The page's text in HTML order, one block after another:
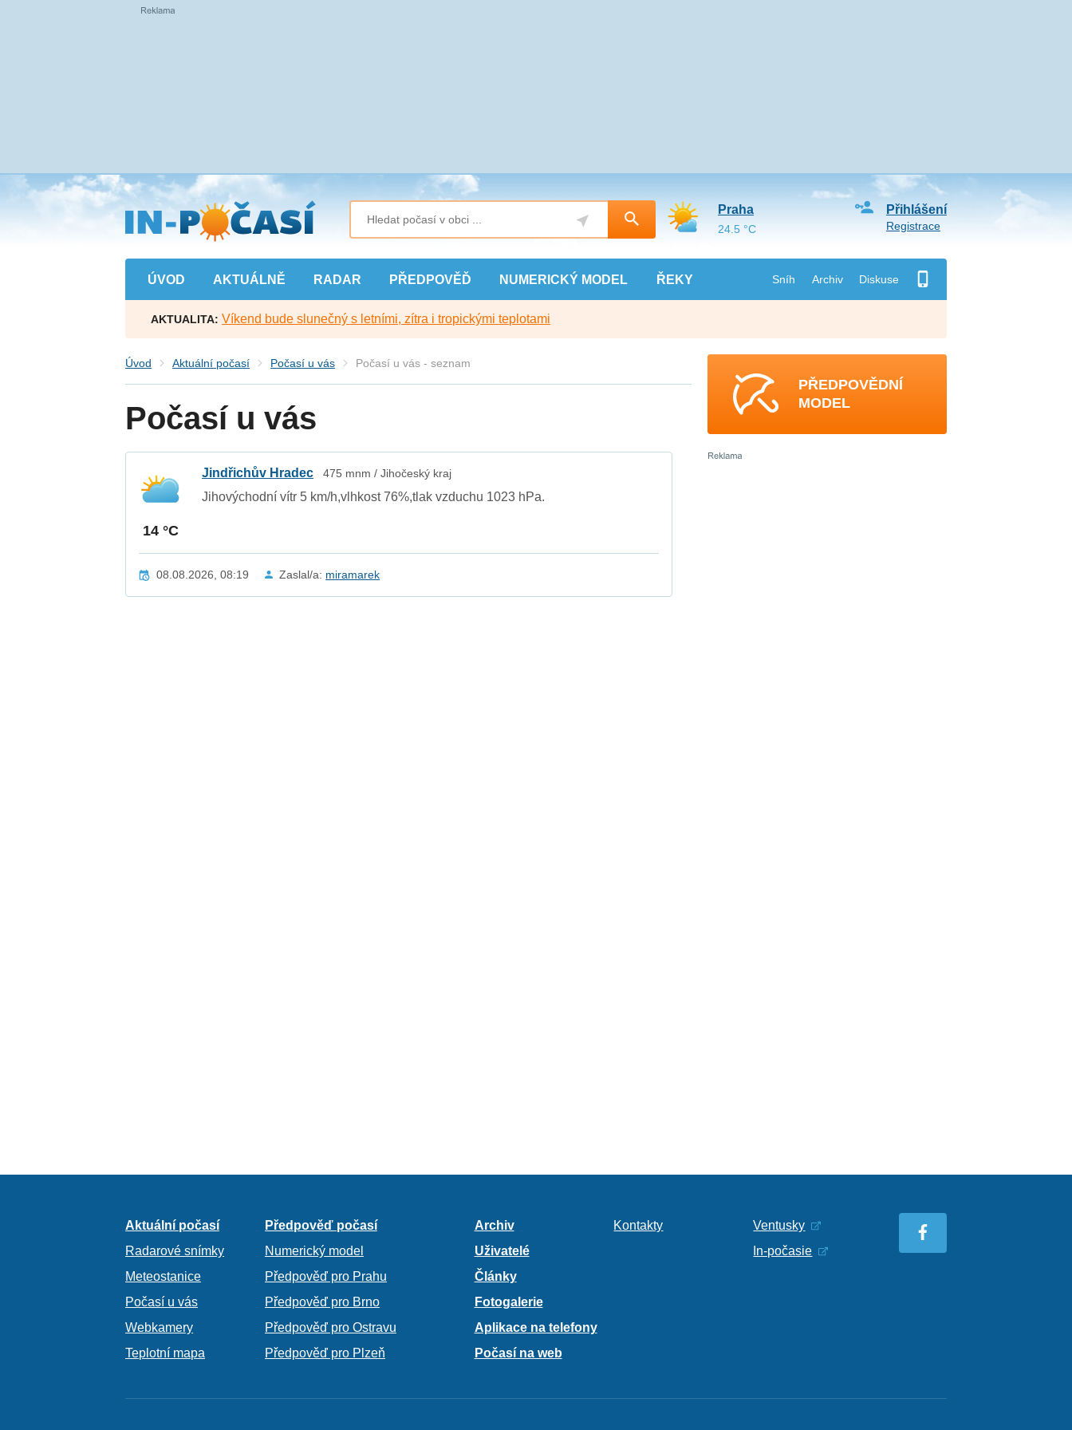
Přejít
na
hlavní
obsah
ÚVOD AKTUÁLNĚ RADAR PŘEDPOVĚĎ NUMERICKÝ MODEL ŘEKY Sníh Archiv Diskuse
Přihlášení
Registrace
Praha
24.5 °C
AKTUALITA: Víkend bude slunečný s letními, zítra i tropickými teplotami
Úvod Aktuální počasí Počasí u vás Počasí u vás - seznam
Počasí u vás
14 °C
Jindřichův Hradec 475 mnm / Jihočeský kraj
Jihovýchodní vítr 5 km/h,vlhkost 76%,tlak vzduchu 1023 hPa.
08.08.2026, 08:19 Zaslal/a: miramarek
PŘEDPOVĚDNÍ
MODEL
Aktuální počasí
Radarové snímky
Meteostanice
Počasí u vás
Webkamery
Teplotní mapa
Předpověď počasí
Numerický model
Předpověď pro Prahu
Předpověď pro Brno
Předpověď pro Ostravu
Předpověď pro Plzeň
Archiv
Uživatelé
Články
Fotogalerie
Aplikace na telefony
Počasí na web
Kontakty
Ventusky
In-počasie